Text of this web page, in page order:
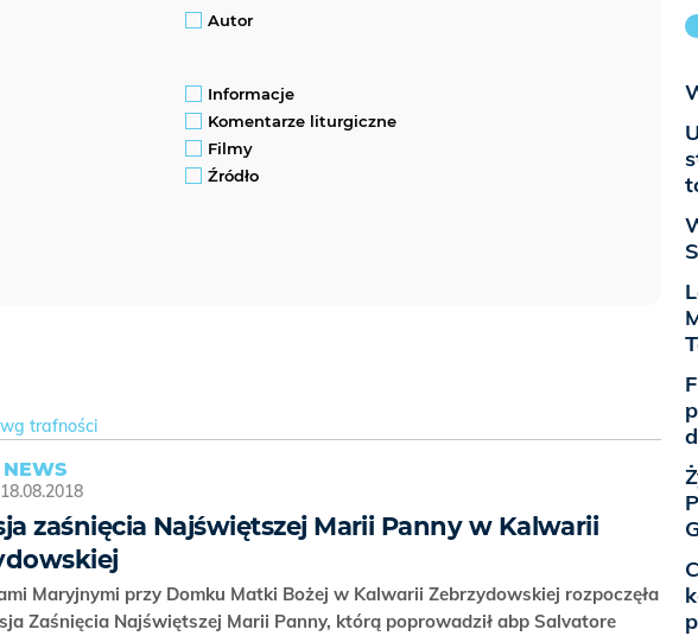
Autor
Informacje
Komentarze liturgiczne
Filmy
Źródło
wg trafności
18.08.2018
zaśnięcia Najświętszej Marii Panny w Kalwarii
Maryjnymi przy Domku Matki Bożej w Kalwarii Zebrzydowskiej rozpoczęła
Zaśnięcia Najświętszej Marii Panny, którą poprowadził abp Salvatore